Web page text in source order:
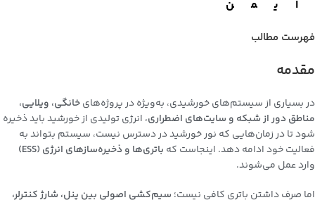
ایمن
فهرست مطالب
مقدمه
در بسیاری از سیستم‌های خورشیدی، به‌ویژه در پروژه‌هایخانگی، ویلایی،
مناطق دور از شبکه و سایت‌های اضطراری، انرژی تولیدی از خورشید باید ذخیره
شود تا در زمان‌هایی که نور خورشید در دسترس نیست، سیستم بتواند به
فعالیت خود ادامه دهد. اینجاست که باتری‌ها و ذخیره‌سازهای انرژی (ESS)
وارد عمل می‌شوند.
اما صرف داشتن باتری کافی نیست؛ سیم‌کشی اصولی بین پنل، شارژ کنترلر،